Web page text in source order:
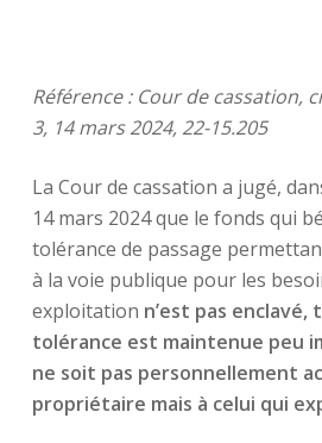
Référence : Cour de cassation,
3, 14 mars 2024, 22-15.205
La Cour de cassation a jugé,
14 mars 2024 que le fonds qui
tolérance de passage
à la voie publique pour les
exploitation n’est pas
tolérance est maintenue peu
ne soit pas personnellement
propriétaire mais à celui qui